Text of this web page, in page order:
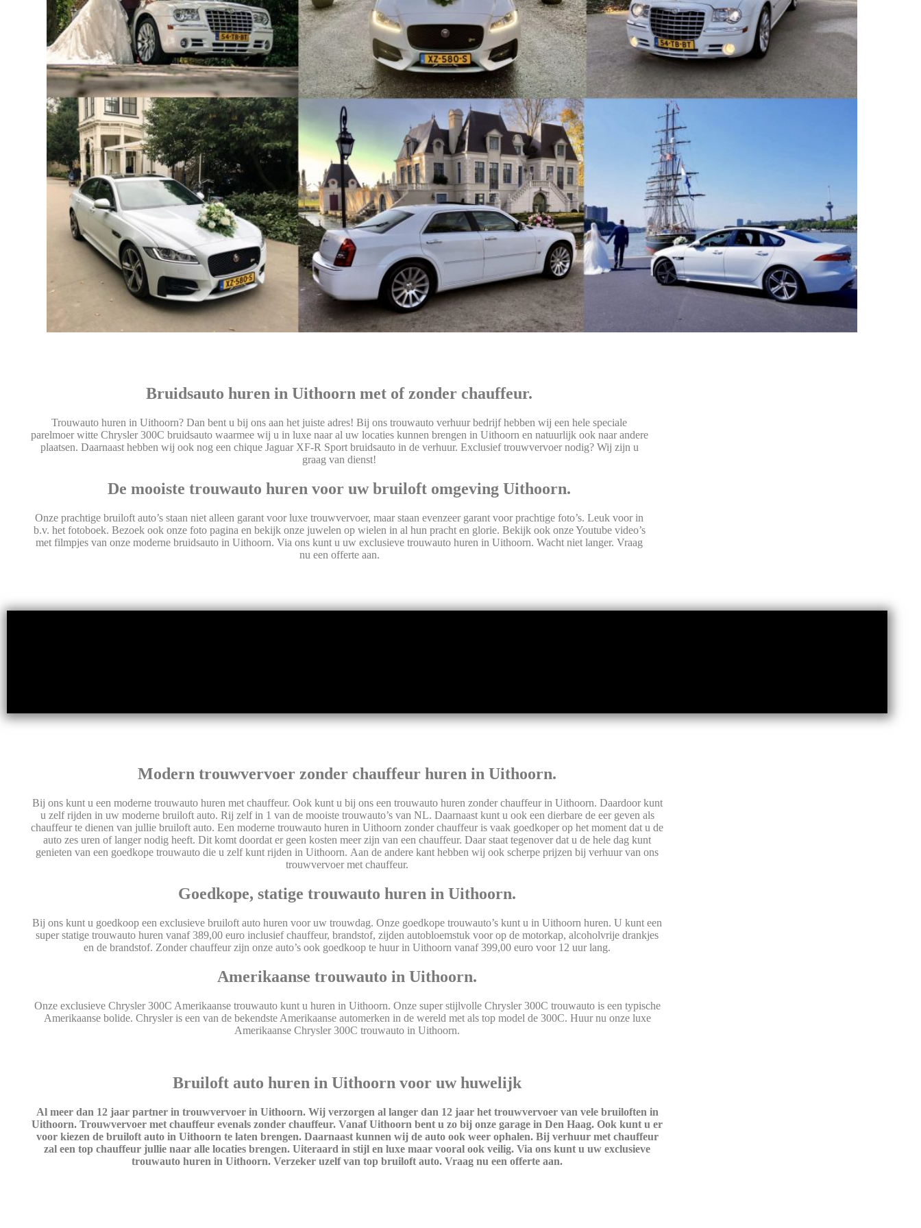
Bruidsauto huren in Uithoorn met of zonder chauffeur.
Trouwauto huren in Uithoorn? Dan bent u bij ons aan het juiste adres! Bij ons trouwauto verhuur bedrijf hebben wij een hele speciale
parelmoer witte Chrysler 300C bruidsauto waarmee wij u in luxe naar al uw locaties kunnen brengen in Uithoorn en natuurlijk ook naar andere
plaatsen. Daarnaast hebben wij ook nog een chique Jaguar XF-R Sport bruidsauto in de verhuur. Exclusief trouwvervoer nodig? Wij zijn u
graag van dienst!
De mooiste trouwauto huren voor uw bruiloft omgeving Uithoorn.
Onze prachtige bruiloft auto’s staan niet alleen garant voor luxe trouwvervoer, maar staan evenzeer garant voor prachtige foto’s. Leuk voor in
b.v. het fotoboek. Bezoek ook onze foto pagina en bekijk onze juwelen op wielen in al hun pracht en glorie. Bekijk ook onze Youtube video’s
met filmpjes van onze moderne bruidsauto in Uithoorn. Via ons kunt u uw exclusieve trouwauto huren in Uithoorn. Wacht niet langer. Vraag
nu een offerte aan.
Modern trouwvervoer zonder chauffeur huren in Uithoorn.
Bij ons kunt u een moderne trouwauto huren met chauffeur. Ook kunt u bij ons een trouwauto huren zonder chauffeur in Uithoorn. Daardoor kunt
u zelf rijden in uw moderne bruiloft auto. Rij zelf in 1 van de mooiste trouwauto’s van NL. Daarnaast kunt u ook een dierbare de eer geven als
chauffeur te dienen van jullie bruiloft auto. Een moderne trouwauto huren in Uithoorn zonder chauffeur is vaak goedkoper op het moment dat u de
auto zes uren of langer nodig heeft. Dit komt doordat er geen kosten meer zijn van een chauffeur. Daar staat tegenover dat u de hele dag kunt
genieten van een goedkope trouwauto die u zelf kunt rijden in Uithoorn. Aan de andere kant hebben wij ook scherpe prijzen bij verhuur van ons
trouwvervoer met chauffeur.
Goedkope, statige trouwauto huren in Uithoorn.
Bij ons kunt u goedkoop een exclusieve bruiloft auto huren voor uw trouwdag. Onze goedkope trouwauto’s kunt u in Uithoorn huren. U kunt een
super statige trouwauto huren vanaf 389,00 euro inclusief chauffeur, brandstof, zijden autobloemstuk voor op de motorkap, alcoholvrije drankjes
en de brandstof. Zonder chauffeur zijn onze auto’s ook goedkoop te huur in Uithoorn vanaf 399,00 euro voor 12 uur lang.
Amerikaanse trouwauto in Uithoorn.
Onze exclusieve Chrysler 300C Amerikaanse trouwauto kunt u huren in Uithoorn. Onze super stijlvolle Chrysler 300C trouwauto is een typische
Amerikaanse bolide. Chrysler is een van de bekendste Amerikaanse automerken in de wereld met als top model de 300C. Huur nu onze luxe
Amerikaanse Chrysler 300C trouwauto in Uithoorn.
Bruiloft auto huren in Uithoorn voor uw huwelijk
Al meer dan 12 jaar partner in trouwvervoer in Uithoorn. Wij verzorgen al langer dan 12 jaar het trouwvervoer van vele bruiloften in
Uithoorn. Trouwvervoer met chauffeur evenals zonder chauffeur. Vanaf Uithoorn bent u zo bij onze garage in Den Haag. Ook kunt u er
voor kiezen de bruiloft auto in Uithoorn te laten brengen. Daarnaast kunnen wij de auto ook weer ophalen. Bij verhuur met chauffeur
zal een top chauffeur jullie naar alle locaties brengen. Uiteraard in stijl en luxe maar vooral ook veilig. Via ons kunt u uw exclusieve
trouwauto huren in Uithoorn. Verzeker uzelf van top bruiloft auto. Vraag nu een offerte aan.